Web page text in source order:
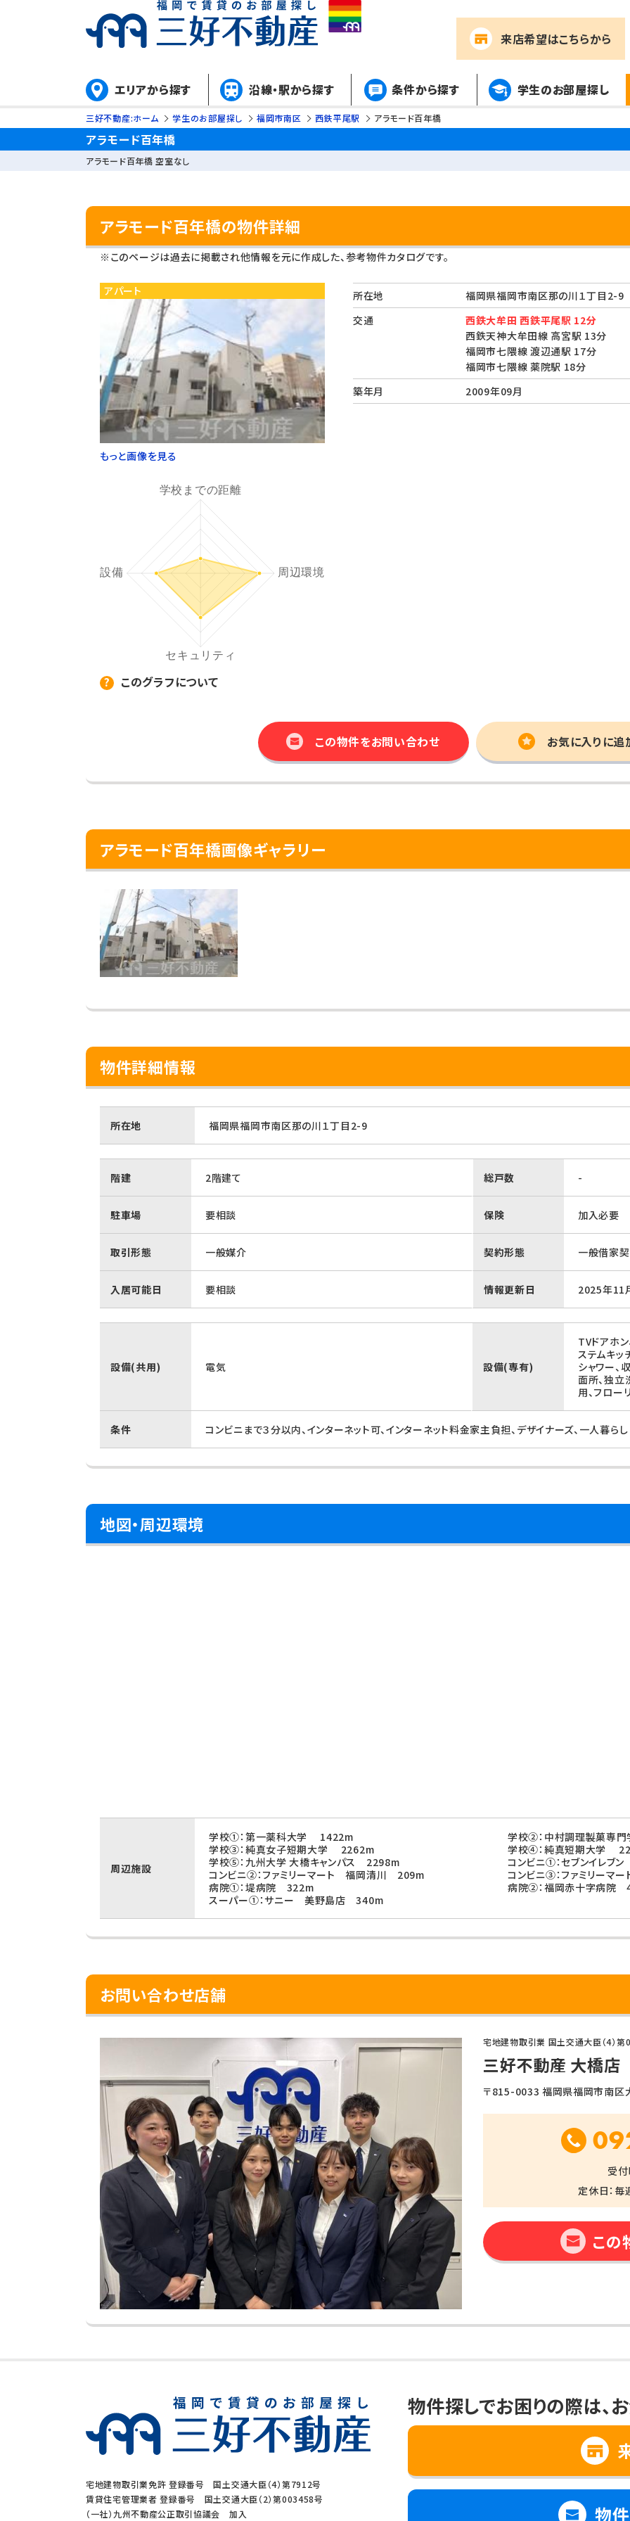
来店希望はこちらから
エリアから探す 沿線・駅から探す 条件から探す 学生のお部屋探し
三好不動産:ホーム 学生のお部屋探し 福岡市南区 西鉄平尾駅 アラモード百年橋
アラモード百年橋
アラモード百年橋 空室なし
アラモード百年橋の物件詳細
※このページは過去に掲載され他情報を元に作成した、参考物件カタログです。
アパート
もっと画像を見る
このグラフについて
所在地
福岡県福岡市南区那の川１丁
交通
西鉄大牟田 西鉄平尾駅 12分
西鉄天神大牟田線 高宮駅 13分
福岡市七隈線 渡辺通駅 17分
福岡市七隈線 薬院駅 18分
築年月
2009年09月
この物件をお問い合わせ お気に入りに追
アラモード百年橋画像ギャラリー
物件詳細情報
所在地 福岡県福岡市南区那の川１丁目2-9
階建 2階建て 総戸数 -
駐車場 要相談 保険 加入必要
取引形態 一般媒介 契約形態 一般借家
入居可能日 要相談 情報更新日 2025年11
設備(共用) 電気 設備(専有)
TVドアホン
ステムキッ
シャワー、
面所、独立
用、フロー
条件 コンビニまで３分以内、インターネット可、インターネット料金家主負担、デザイナーズ、一人暮らし
地図・周辺環境
周辺施設
学校①：第一薬科大学 1422m
学校②：中村調理製菓専
学校③：純真女子短期大学 2262m
学校④：純真短期大学
学校⑤：九州大学 大橋キャンパス 2298m
コンビニ①：セブンイレ
コンビニ②：ファミリーマート 福岡清川 209m
コンビニ③：ファミリー
病院①：堤病院 322m
病院②：福岡赤十字病院
スーパー①：サニー 美野島店 340m
お問い合わせ店舗
宅地建物取引業 国土交通大臣（4）
三好不動産 大橋店
〒815-0033 福岡県福岡市南
受
定休日：毎
この
宅地建物取引業免許 登録番号 国土交通大臣（4）第7912号
賃貸住宅管理業者 登録番号 国土交通大臣（2）第003458号
（一社）九州不動産公正取引協議会 加入
物件探しでお困りの際は、
物